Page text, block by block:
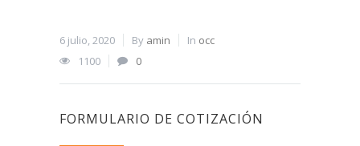
6 julio, 2020 By amin In occ
1100
0
FORMULARIO DE COTIZACIÓN